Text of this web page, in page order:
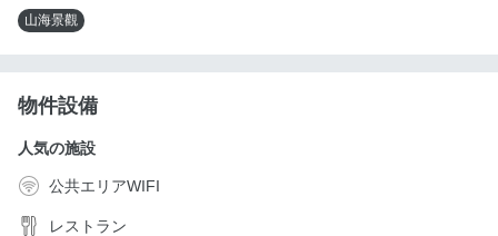
山海景觀
物件設備
人気の施設
公共エリアWIFI
レストラン